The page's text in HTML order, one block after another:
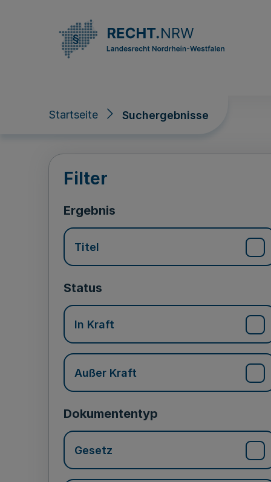
Startseite Suchergebnisse
Suchergebnisse
Filter
Ergebnis
Titel
Status
In Kraft
Außer Kraft
Dokumententyp
Gesetz